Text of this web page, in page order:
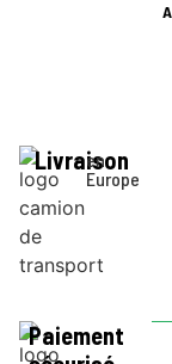
Livraison
en
Europe
Paiement